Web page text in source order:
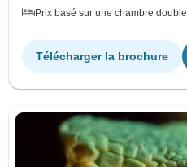
Prix basé sur une chambre double
Télécharger la brochure